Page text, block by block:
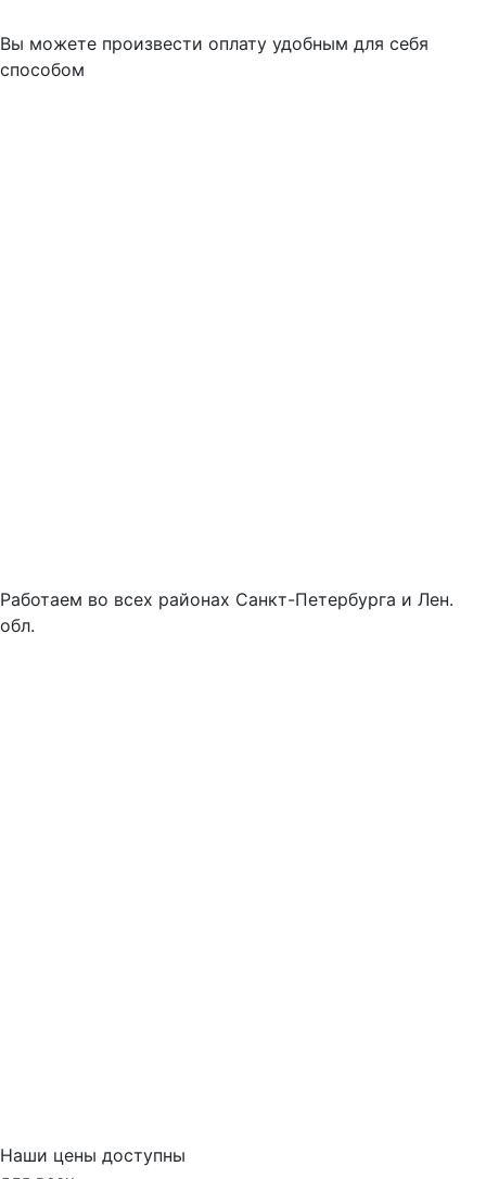
Вы можете произвести оплату удобным для себя
способом
Работаем во всех районах Санкт-Петербурга и Лен.
обл.
Наши цены доступны